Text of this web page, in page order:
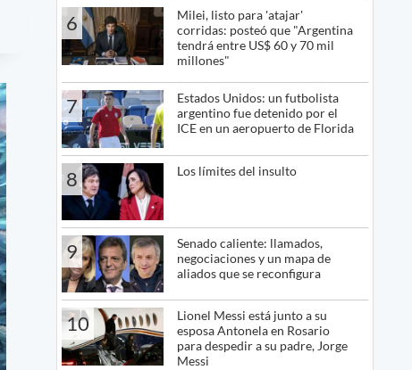
6
Milei, listo para 'atajar'
corridas: posteó que "Argentina
tendrá entre US$ 60 y 70 mil
millones"
7
Estados Unidos: un futbolista
argentino fue detenido por el
ICE en un aeropuerto de Florida
8 Los límites del insulto
9
Senado caliente: llamados,
negociaciones y un mapa de
aliados que se reconfigura
10
Lionel Messi está junto a su
esposa Antonela en Rosario
para despedir a su padre, Jorge
Messi